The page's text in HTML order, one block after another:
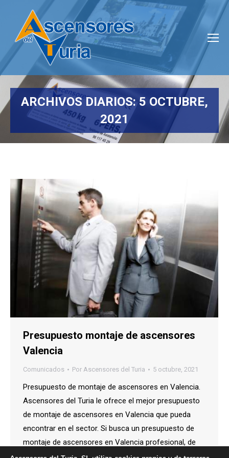
ARCHIVOS DIARIOS: 5 OCTUBRE,
2021
Estás aquí:
Presupuesto montaje de ascensores
Valencia
Comunicados Por Ascensores del Turia 5 octubre, 2021
Presupuesto de montaje de ascensores en Valencia.
Ascensores del Turia le ofrece el mejor presupuesto
de montaje de ascensores en Valencia que pueda
encontrar en el sector. Si busca un presupuesto de
montaje de ascensores en Valencia profesional, de
calidad y a buen precio, contacte con Ascensores del